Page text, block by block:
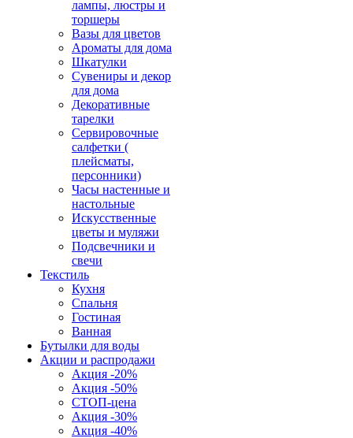
лампы, люстры и
торшеры
Вазы для цветов
Ароматы для дома
Шкатулки
Сувениры и декор
для дома
Декоративные
тарелки
Сервировочные
салфетки (
плейсматы,
персонники)
Часы настенные и
настольные
Искусственные
цветы и муляжи
Подсвечники и
свечи
Текстиль
Кухня
Спальня
Гостиная
Ванная
Бутылки для воды
Акции и распродажи
Акция -20%
Акция -50%
СТОП-цена
Акция -30%
Акция -40%